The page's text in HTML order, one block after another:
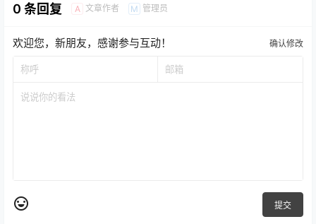
0 条回复 A 文章作者 M 管理员
欢迎您，新朋友，感谢参与互动！ 确认修改
提交